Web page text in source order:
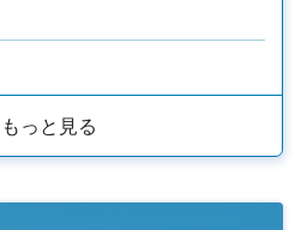
もっと見る